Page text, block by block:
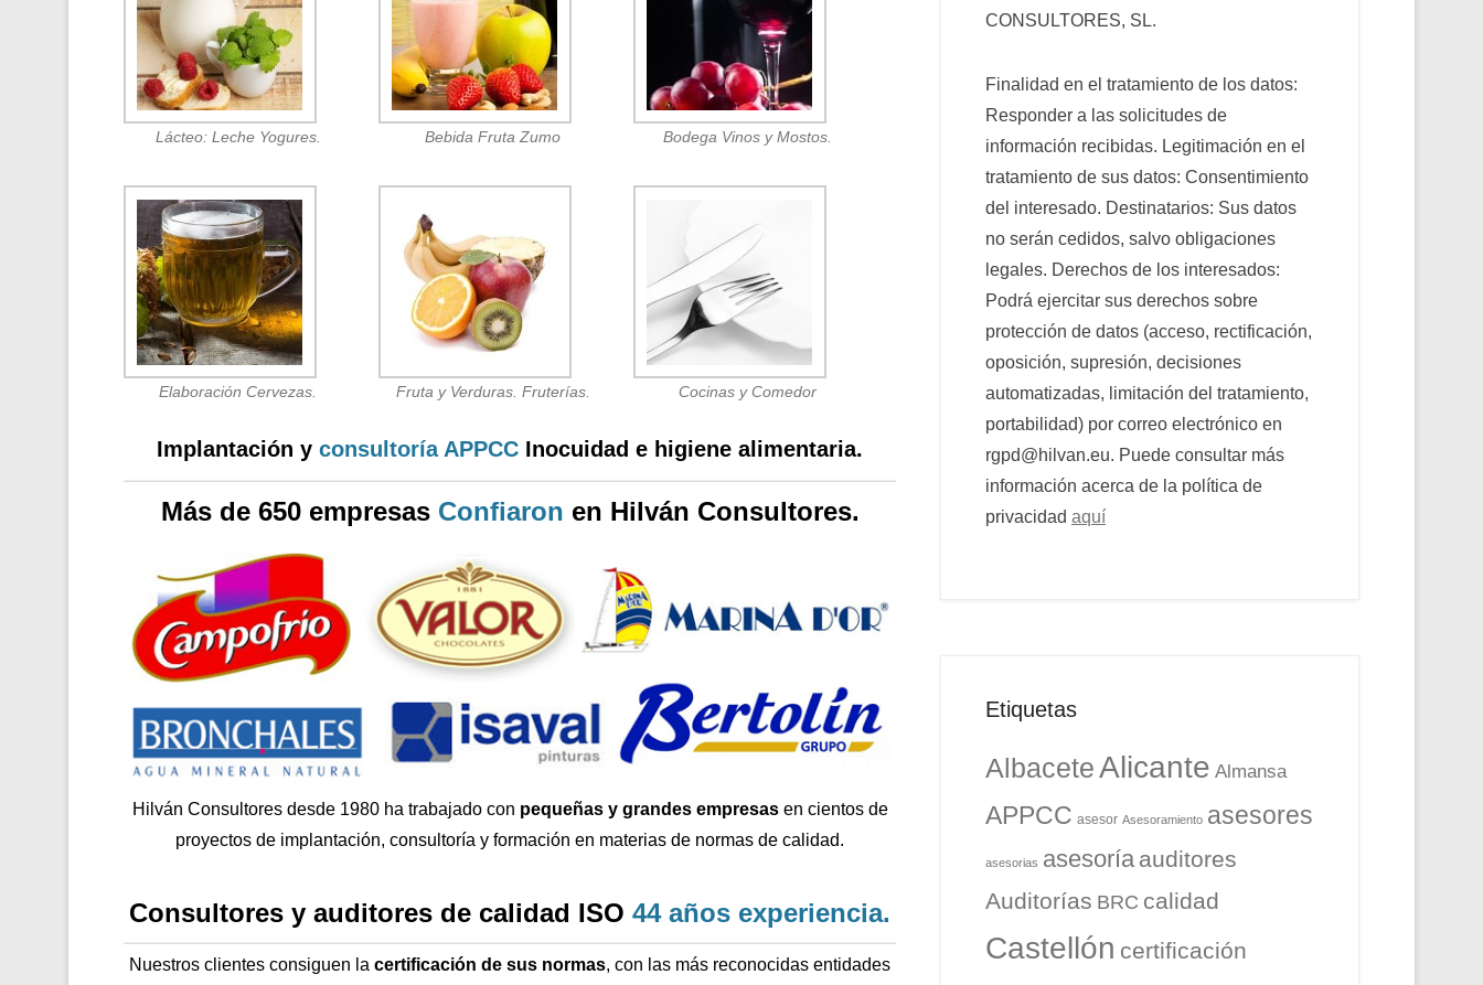
Lácteo: Leche Yogures. Bebida Fruta Zumo Bodega Vinos y Mostos.
Elaboración Cervezas. Fruta y Verduras. Fruterías. Cocinas y Comedor
Implantación y consultoría APPCC Inocuidad e higiene alimentaria.
Más de 650 empresas Confiaron en Hilván Consultores.
Hilván Consultores desde 1980 ha trabajado con pequeñas y grandes empresas en cientos de
proyectos de implantación, consultoría y formación en materias de normas de calidad.
Consultores y auditores de calidad ISO 44 años experiencia.
Nuestros clientes consiguen la certificación de sus normas, con las más reconocidas entidades
CONSULTORES, SL.
Finalidad en el tratamiento de los datos:
Responder a las solicitudes de
información recibidas. Legitimación en el
tratamiento de sus datos: Consentimiento
del interesado. Destinatarios: Sus datos
no serán cedidos, salvo obligaciones
legales. Derechos de los interesados:
Podrá ejercitar sus derechos sobre
protección de datos (acceso, rectificación,
oposición, supresión, decisiones
automatizadas, limitación del tratamiento,
portabilidad) por correo electrónico en
rgpd@hilvan.eu. Puede consultar más
información acerca de la política de
privacidad aquí
Etiquetas
AlbaceteAlicante Almansa
APPCC asesor Asesoramiento asesores
asesorias asesoría auditores
Auditorías BRC calidad
Castellón certificación